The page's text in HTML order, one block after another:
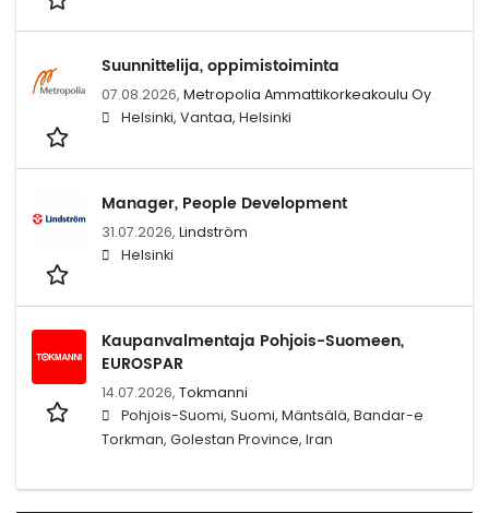
Suunnittelija, oppimistoiminta
07.08.2026, Metropolia Ammattikorkeakoulu Oy
Helsinki, Vantaa, Helsinki
Manager, People Development
31.07.2026, Lindström
Helsinki
Kaupanvalmentaja Pohjois-Suomeen,
EUROSPAR
14.07.2026, Tokmanni
Pohjois-Suomi, Suomi, Mäntsälä, Bandar-e
Torkman, Golestan Province, Iran